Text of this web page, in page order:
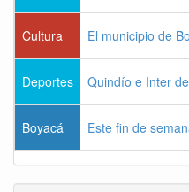
Cultura El municipio de
Deportes Quindío e Inter
Boyacá Este fin de